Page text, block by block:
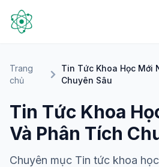
Trang
chủ
Tin Tức Khoa Học Mới
Chuyên Sâu
Tin Tức Khoa
Và Phân Tích
Chuyên mục Tin tức khoa